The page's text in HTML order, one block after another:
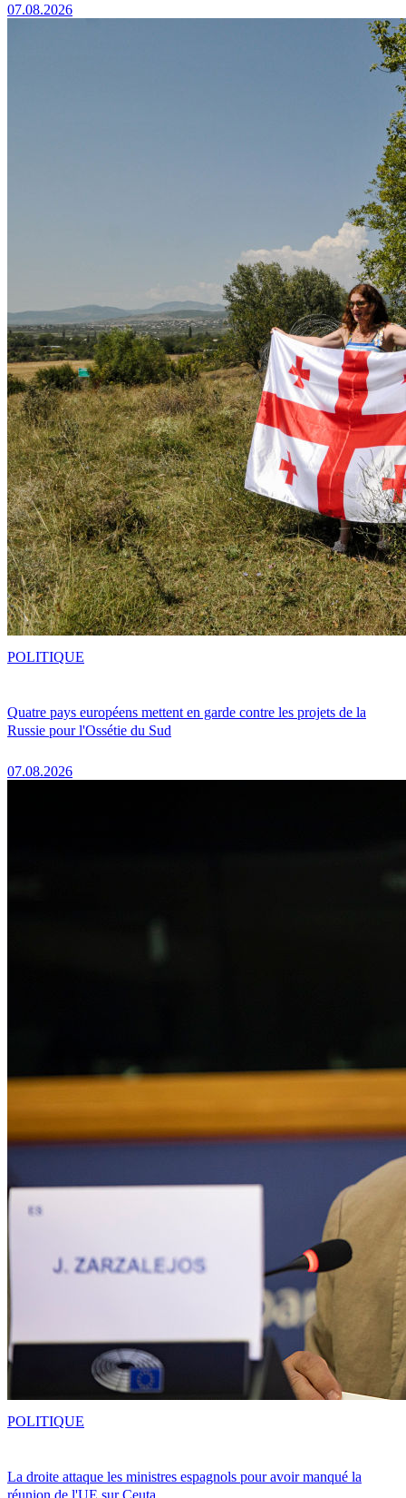
07.08.2026
Quatre pays européens mettent en garde contre les projets de la
Russie pour l'Ossétie du Sud
07.08.2026
POLITIQUE
La droite attaque les ministres espagnols pour avoir manqué la
POLITIQUE